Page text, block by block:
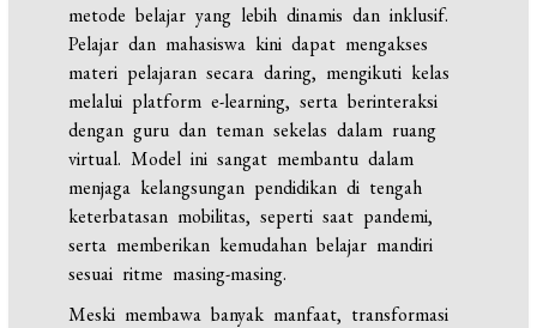
metode belajar yang lebih dinamis dan inklusif.
Pelajar dan mahasiswa kini dapat mengakses
materi pelajaran secara daring, mengikuti kelas
melalui platform e-learning, serta berinteraksi
dengan guru dan teman sekelas dalam ruang
virtual. Model ini sangat membantu dalam
menjaga kelangsungan pendidikan di tengah
keterbatasan mobilitas, seperti saat pandemi,
serta memberikan kemudahan belajar mandiri
sesuai ritme masing-masing.
Meski membawa banyak manfaat, transformasi